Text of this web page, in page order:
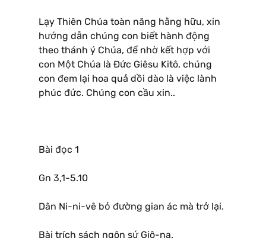
Lạy Thiên Chúa toàn năng hằng hữu, xin
hướng dẫn chúng con biết hành động
theo thánh ý Chúa, để nhờ kết hợp với
con Một Chúa là Ðức Giêsu Kitô, chúng
con đem lại hoa quả dồi dào là việc lành
phúc đức. Chúng con cầu xin..
Bài đọc 1
Gn 3,1-5.10
Dân Ni-ni-vê bỏ đường gian ác mà trở lại.
Bài trích sách ngôn sứ Giô-na.